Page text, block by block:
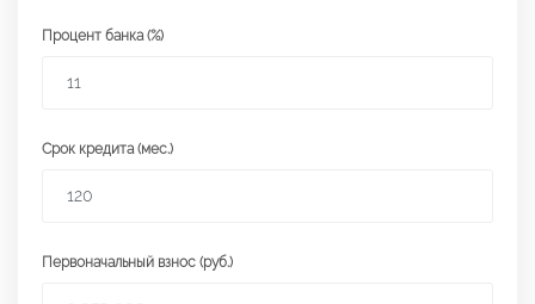
Процент банка (%)
Срок кредита (мес.)
Первоначальный взнос (руб.)